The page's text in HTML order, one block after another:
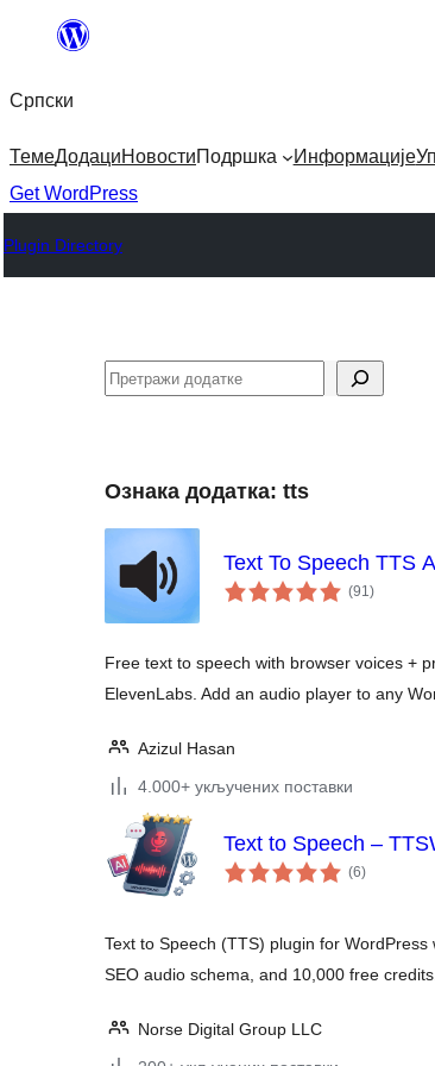
Скочи
садржај
Српски
ТемеДодациНовостиПодршка Информације
Get WordPress
Plugin Directory
Претрага
Ознака додатка: tts
Text To Speech TTS
(91укупних
оцена
)
Free text to speech with browser voices +
ElevenLabs. Add an audio player to any
Azizul Hasan
4.000+ укључених поставки
Text to Speech –
(6укупних
оцена
)
Text to Speech (TTS) plugin for WordPress
SEO audio schema, and 10,000 free credits.
Norse Digital Group LLC